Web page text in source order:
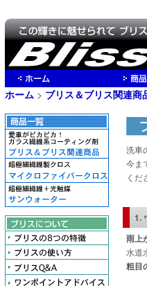
ホーム > ブリス＆ブリス関連商
洗車
今ま
くだ
1.
雨上
水道
粗目